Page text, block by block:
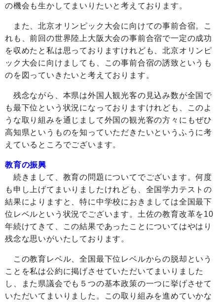
の機会も生かしてまいりたいと考えております。
また、北京オリンピック大会に向けての事前合宿。こ
れも、前回の世界陸上大阪大会の事前合宿で一定の成功
を収めたと私は思っておりますけれども、北京オリンピ
ック大会に向けましても、この事前合宿の誘致というも
のを図っていきたいと考えております。
残念ながら、本県は外国人観光客の見込み数が全国で
も最下位という状況になっておりますけれども、このよ
うな取り組みを通じまして外国の観光客の方々にもぜひ
高知県というものを知っていただきたいというふうに考
えているところでございます。
教育の振興
続きまして、教育の問題についてでございます。何度
も申し上げてまいりましたけれども、全国学力テストの
結果によりますと、特に中学校におきましては全国最下
位レベルという状況でございます。土佐の教育改革を10
年続けてきて、この結果であったことについてはやはり
残念な思いがいたしております。
この教育レベル、全国最下位レベルからの脱却という
ことを私は公約に掲げさせていただいてまいりました
し、また県議会でも５つの基本政策の一つに挙げさせて
いただいてまいりました。この取り組みを進めていかな